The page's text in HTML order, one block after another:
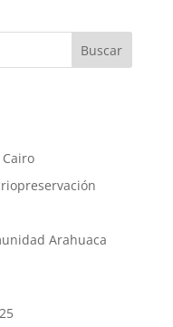
Arahuaca